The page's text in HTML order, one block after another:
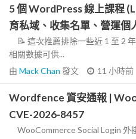
5 個 WordPress 線上課程
育私域、收集名單、營運個
📝 這次推薦排除一些近 1 至 2
相關數據可供...
由 Mack Chan 發文 11 小時前
Wordfence 資安通報 |
CVE-2026-8457
WooCommerce Social Login 外